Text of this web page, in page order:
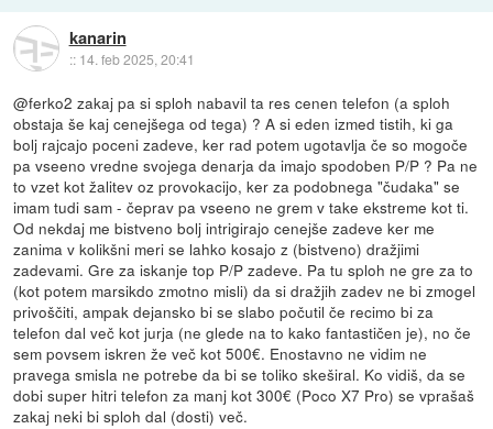
kanarin
:: 14. feb 2025, 20:41
@ferko2 zakaj pa si sploh nabavil ta res cenen telefon (a sploh
obstaja še kaj cenejšega od tega) ? A si eden izmed tistih, ki ga
bolj rajcajo poceni zadeve, ker rad potem ugotavlja če so mogoče
pa vseeno vredne svojega denarja da imajo spodoben P/P ? Pa ne
to vzet kot žalitev oz provokacijo, ker za podobnega "čudaka" se
imam tudi sam - čeprav pa vseeno ne grem v take ekstreme kot ti.
Od nekdaj me bistveno bolj intrigirajo cenejše zadeve ker me
zanima v kolikšni meri se lahko kosajo z (bistveno) dražjimi
zadevami. Gre za iskanje top P/P zadeve. Pa tu sploh ne gre za to
(kot potem marsikdo zmotno misli) da si dražjih zadev ne bi zmogel
privoščiti, ampak dejansko bi se slabo počutil če recimo bi za
telefon dal več kot jurja (ne glede na to kako fantastičen je), no če
sem povsem iskren že več kot 500€. Enostavno ne vidim ne
pravega smisla ne potrebe da bi se toliko skeširal. Ko vidiš, da se
dobi super hitri telefon za manj kot 300€ (Poco X7 Pro) se vprašaš
zakaj neki bi sploh dal (dosti) več.